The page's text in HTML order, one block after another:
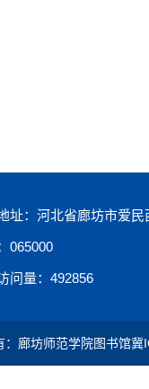
址：河北省廊坊市爱民
065000
问量：492856
：廊坊师范学院图书馆冀